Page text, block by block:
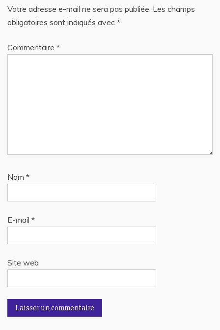
Votre adresse e-mail ne sera pas publiée. Les champs
obligatoires sont indiqués avec *
Commentaire *
Nom *
E-mail *
Site web